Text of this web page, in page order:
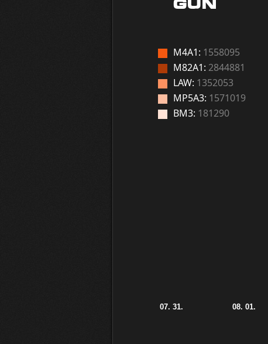
GUN
M4A1: 1558095
M82A1: 2844881
LAW: 1352053
MP5A3: 1571019
BM3: 181290